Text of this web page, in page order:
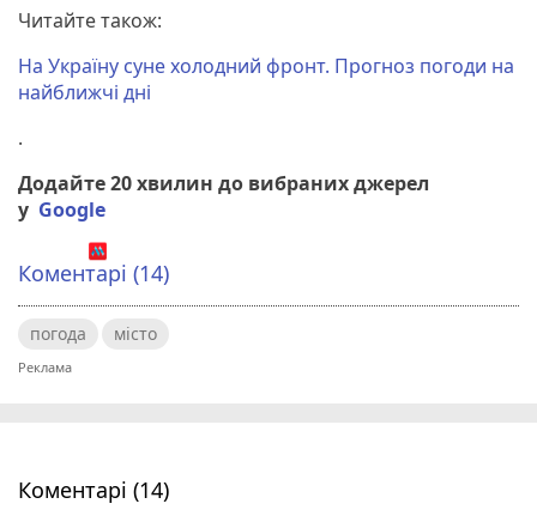
Читайте також:
На Україну суне холодний фронт. Прогноз погоди на
найближчі дні
.
Додайте 20 хвилин до вибраних джерел
у Google
Коментарі (14)
погода місто
Коментарі (14)